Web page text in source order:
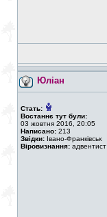
Юліан
Стать:
Востаннє тут були:
03 жовтня 2016, 20:05
Написано: 213
Звідки: Івано-Франківськ
Віровизнання: адвентист